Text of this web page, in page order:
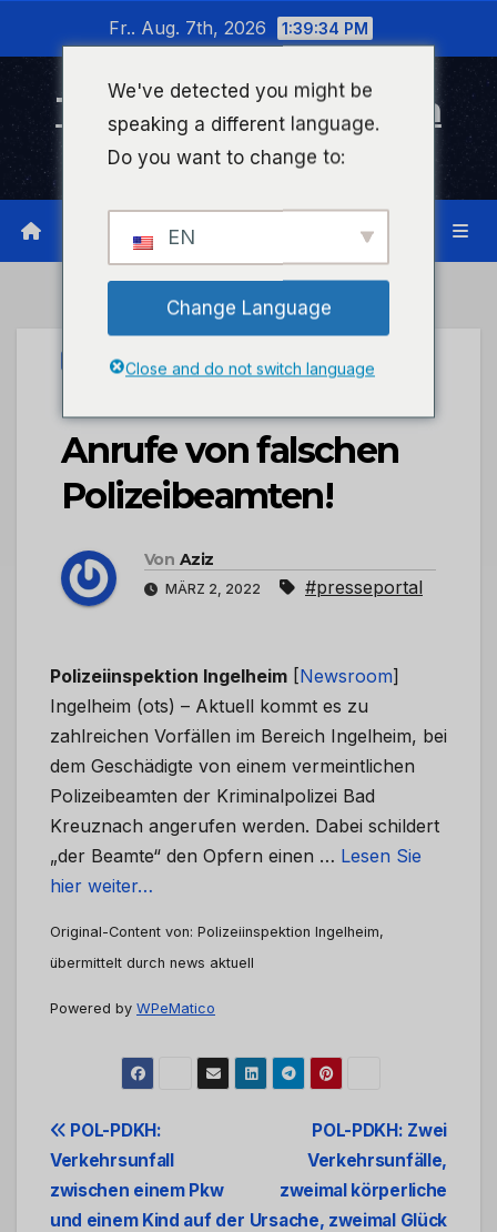
wechseln
Fr.. Aug. 7th, 2026 1:39:35 PM
Timeline Bad Kreuznach
Infonetzwerk für Bad Kreuznach
PRESSEPORTAL
POL-PIING: Mehrere
Anrufe von falschen
Polizeibeamten!
Von Aziz
MÄRZ 2, 2022 #presseportal
Polizeiinspektion Ingelheim [Newsroom]
Ingelheim (ots) – Aktuell kommt es zu
zahlreichen Vorfällen im Bereich Ingelheim, bei
dem Geschädigte von einem vermeintlichen
Polizeibeamten der Kriminalpolizei Bad
Kreuznach angerufen werden. Dabei schildert
„der Beamte“ den Opfern einen … Lesen Sie
hier weiter…
Original-Content von: Polizeiinspektion Ingelheim,
übermittelt durch news aktuell
Powered by WPeMatico
Beitrags-
Navigation
POL-PDKH: Zwei
Verkehrsunfälle,
zweimal körperliche
Ursache, zweimal Glück
POL-PDKH:
Verkehrsunfall
zwischen einem Pkw
und einem Kind auf der
We've detected you might be
speaking a different language.
Do you want to change to:
EN
Change Language
Close and do not switch language